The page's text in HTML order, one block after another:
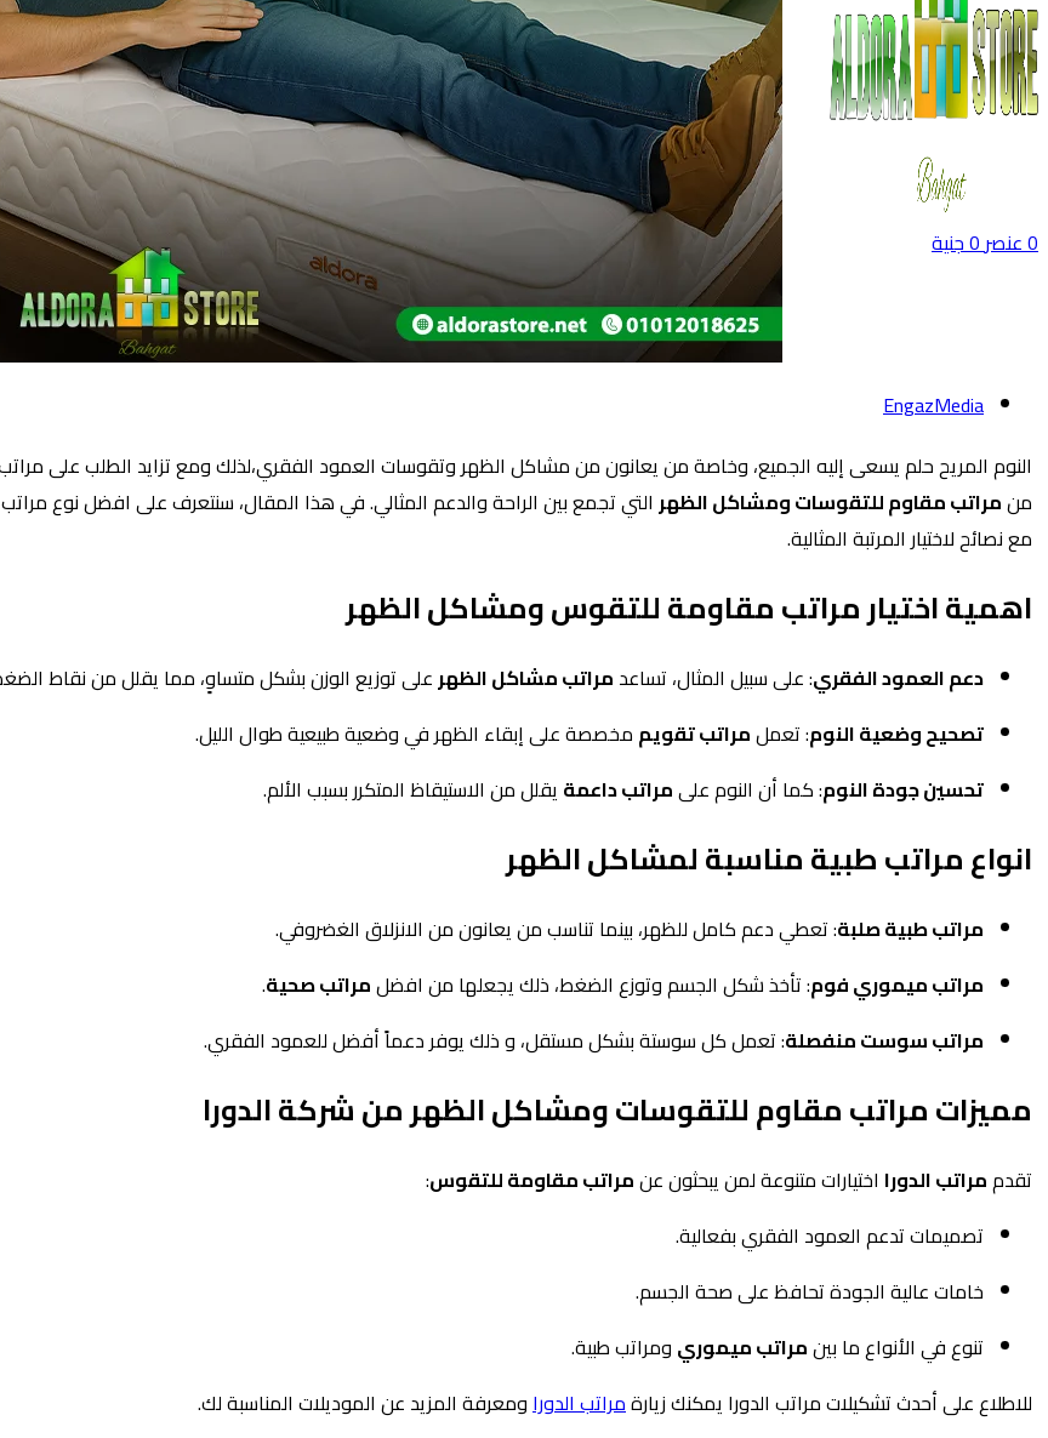
0عنصر0جنية
EngazMedia
النوم المريح حلم يسعى إليه الجميع، وخاصة من يعانون من مشاكل الظهر وتقوسات العمود الفقري،لذلك ومع تزايد الطلب على
منمراتب مقاوم للتقوسات ومشاكل الظهرالتي تجمع بين الراحة والدعم المثالي. في هذا المقال، سنتعرف على افضل نوع
مع نصائح لاختيار المرتبة المثالية.
اهمية اختيار مراتب مقاومة للتقوس ومشاكل الظهر
دعم العمود الفقري: على سبيل المثال، تساعد مراتب مشاكل الظهرعلى توزيع الوزن بشكل متساوٍ، مما يقلل من نقاط
تصحيح وضعية النوم: تعملمراتب تقويم مخصصة على إبقاء الظهر في وضعية طبيعية طوال الليل.
تحسين جودة النوم: كما أن النوم علىمراتب داعمة يقلل من الاستيقاظ المتكرر بسبب الألم.
انواع مراتب طبية مناسبة لمشاكل الظهر
مراتب طبية صلبة:تعطي دعم كامل للظهر، بينما تناسب من يعانون من الانزلاق الغضروفي.
مراتب ميموري فوم:تأخذ شكل الجسم وتوزع الضغط، ذلك يجعلها من افضلمراتب صحية.
مراتب سوست منفصلة:تعمل كل سوستة بشكل مستقل، و ذلك يوفر دعماً أفضل للعمود الفقري.
مميزات مراتب مقاوم للتقوسات ومشاكل الظهر من شركة الدورا
تقدممراتب الدورا اختيارات متنوعة لمن يبحثون عنمراتب مقاومة للتقوس:
تصميمات تدعم العمود الفقري بفعالية.
خامات عالية الجودة تحافظ على صحة الجسم.
تنوع في الأنواع ما بينمراتب ميموري ومراتب طبية.
للاطلاع على أحدث تشكيلات مراتب الدورا يمكنك زيارةمراتب الدوراومعرفة المزيد عن الموديلات المناسبة لك.